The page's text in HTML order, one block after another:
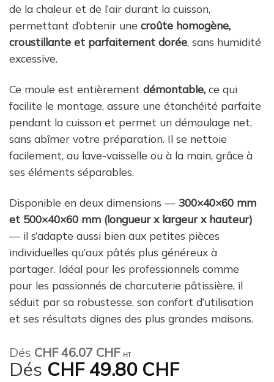
de la chaleur et de l’air durant la cuisson,
permettant d’obtenir une croûte homogène,
croustillante et parfaitement dorée, sans humidité
excessive.
Ce moule est entièrement démontable, ce qui
facilite le montage, assure une étanchéité parfaite
pendant la cuisson et permet un démoulage net,
sans abîmer votre préparation. Il se nettoie
facilement, au lave-vaisselle ou à la main, grâce à
ses éléments séparables.
Disponible en deux dimensions — 300×40×60 mm
et 500×40×60 mm (longueur x largeur x hauteur)
— il s’adapte aussi bien aux petites pièces
individuelles qu’aux pâtés plus généreux à
partager. Idéal pour les professionnels comme
pour les passionnés de charcuterie pâtissière, il
séduit par sa robustesse, son confort d’utilisation
et ses résultats dignes des plus grandes maisons.
Dés CHF46.07 CHF HT
Dés CHF49.80 CHF